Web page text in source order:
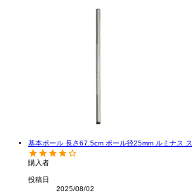
基本ポール 長さ67.5cm ポール径25mm ルミナス
購入者
投稿日
2025/08/02